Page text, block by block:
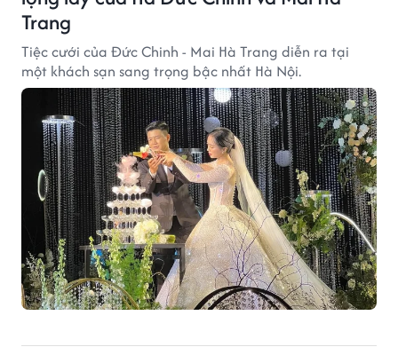
Trang
Tiệc cưới của Đức Chinh - Mai Hà Trang diễn ra tại
một khách sạn sang trọng bậc nhất Hà Nội.